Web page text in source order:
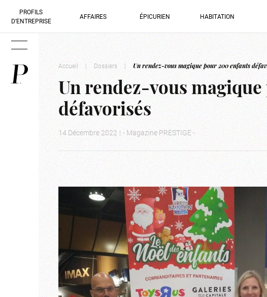
PROFILS
D’ENTREPRISE
AFFAIRES ÉPICURIEN HABITATION
Accueil | Dossiers | Un rendez-vous magique pour 200 enfants
Un rendez-vous
défavorisés
14 Décembre 2022 | - Magazine PRESTIGE -